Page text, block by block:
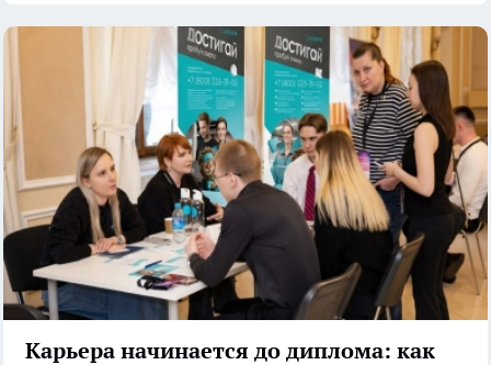
Карьера начинается до диплома: как